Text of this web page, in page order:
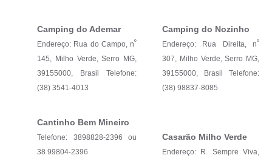
Camping do Ademar
Endereço: Rua do Campo, nº
145, Milho Verde, Serro MG,
39155000, Brasil Telefone:
(38) 3541-4013
Camping do Nozinho
Endereço: Rua Direita, nº
307, Milho Verde, Serro MG,
39155000, Brasil Telefone:
(38) 98837-8085
Cantinho Bem Mineiro
Telefone: 3898828-2396 ou
38 99804-2396
Casarão Milho Verde
Endereço: R. Sempre Viva,